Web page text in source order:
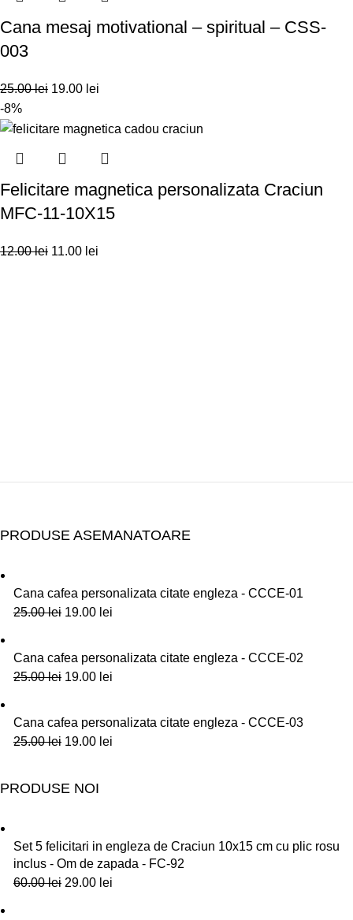
Cana mesaj motivational – spiritual – CSS-
003
25.00lei 19.00 lei
-8%
Felicitare magnetica personalizata Craciun
MFC-11-10X15
12.00lei 11.00 lei
PRODUSE ASEMANATOARE
Cana cafea personalizata citate engleza - CCCE-01
25.00lei 19.00 lei
Cana cafea personalizata citate engleza - CCCE-02
25.00lei 19.00 lei
Cana cafea personalizata citate engleza - CCCE-03
25.00lei 19.00 lei
PRODUSE NOI
Set 5 felicitari in engleza de Craciun 10x15 cm cu plic rosu
inclus - Om de zapada - FC-92
60.00lei 29.00 lei